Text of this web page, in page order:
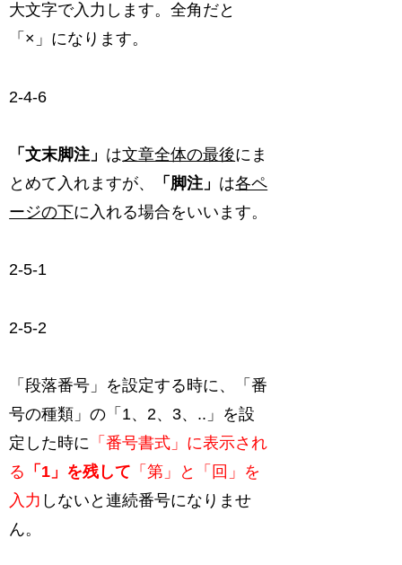
大文字で入力します。全角だと
「×」になります。
2-4-6
「文末脚注」 は文章全体の最後にま
とめて入れますが、
「脚注」 は各ペ
ージの下に入れる場合をいいます。
2-5-1
2-5-2
「段落番号」を設定する時に、「番
号の種類」の「1、2、3、..」を設
定した時に 「番号書式」に表示され
る 「1」を残して 「第」と「回」を
入力 しないと連続番号になりませ
ん。